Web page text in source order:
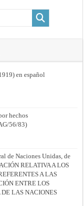
en español
hechos
56/83)
de Naciones Unidas, de
RELATIVA A LOS
A LAS
ENTRE LOS
LAS NACIONES